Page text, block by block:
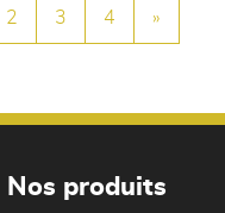
2 3 4 »
Nos produits